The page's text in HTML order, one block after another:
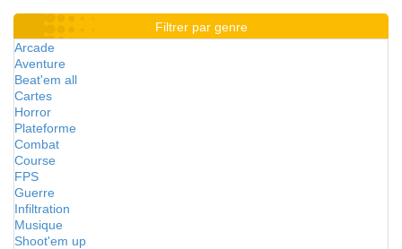
Filtrer par genre
Arcade
Aventure
Beat'em all
Cartes
Horror
Plateforme
Combat
Course
FPS
Guerre
Infiltration
Musique
Shoot'em up